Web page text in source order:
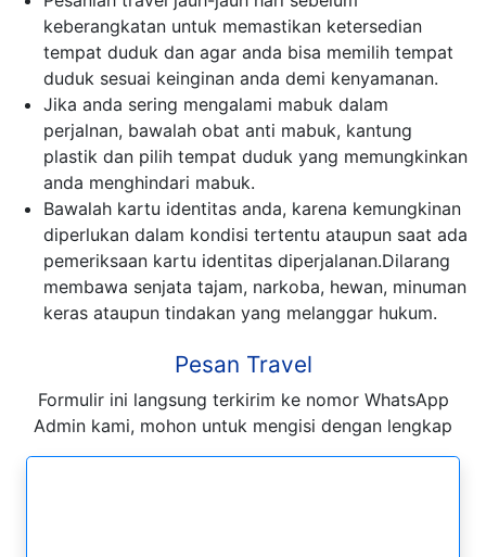
keberangkatan untuk memastikan ketersedian
tempat duduk dan agar anda bisa memilih tempat
duduk sesuai keinginan anda demi kenyamanan.
Jika anda sering mengalami mabuk dalam
perjalnan, bawalah obat anti mabuk, kantung
plastik dan pilih tempat duduk yang memungkinkan
anda menghindari mabuk.
Bawalah kartu identitas anda, karena kemungkinan
diperlukan dalam kondisi tertentu ataupun saat ada
pemeriksaan kartu identitas diperjalanan.Dilarang
membawa senjata tajam, narkoba, hewan, minuman
keras ataupun tindakan yang melanggar hukum.
Pesan Travel
Formulir ini langsung terkirim ke nomor WhatsApp
Admin kami, mohon untuk mengisi dengan lengkap